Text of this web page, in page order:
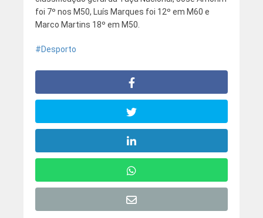
foi 7º nos M50, Luís Marques foi 12º em M60 e
Marco Martins 18º em M50.
Desporto